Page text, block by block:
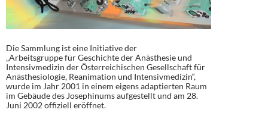
Die Sammlung ist eine Initiative der
„Arbeitsgruppe für Geschichte der Anästhesie und
Intensivmedizin der Österreichischen Gesellschaft für
Anästhesiologie, Reanimation und Intensivmedizin“,
wurde im Jahr 2001 in einem eigens adaptierten Raum
im Gebäude des Josephinums aufgestellt und am 28.
Juni 2002 offiziell eröffnet.